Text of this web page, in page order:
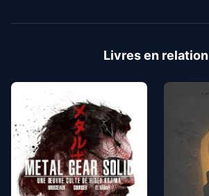
Livres en relation